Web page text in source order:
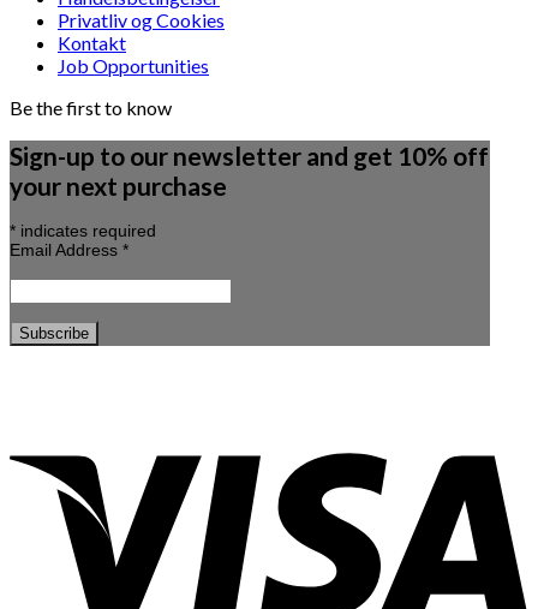
Privatliv og Cookies
Kontakt
Job Opportunities
Be the first to know
Sign-up to our newsletter and get 10% off
your next purchase
* indicates required
Email Address *